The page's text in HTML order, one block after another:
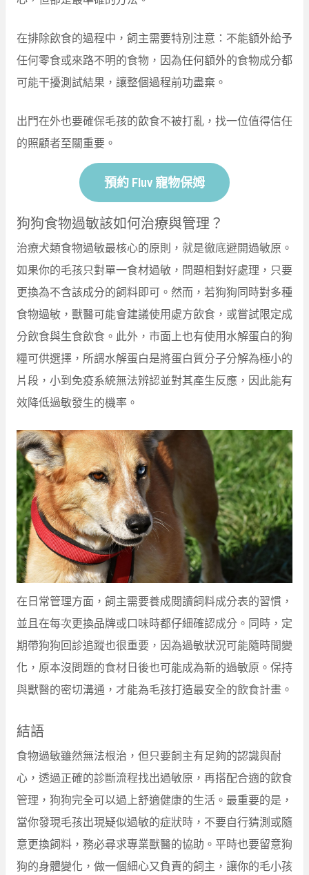
在排除飲食的過程中，飼主需要特別注意：不能額外給予
任何零食或來路不明的食物，因為任何額外的食物成分都
可能干擾測試結果，讓整個過程前功盡棄。
出門在外也要確保毛孩的飲食不被打亂，找一位值得信任
的照顧者至關重要。
預約 Fluv 寵物保姆
狗狗食物過敏該如何治療與管理？
治療犬類食物過敏最核心的原則，就是徹底避開過敏原。
如果你的毛孩只對單一食材過敏，問題相對好處理，只要
更換為不含該成分的飼料即可。然而，若狗狗同時對多種
食物過敏，獸醫可能會建議使用處方飲食，或嘗試限定成
分飲食與生食飲食。此外，市面上也有使用水解蛋白的狗
糧可供選擇，所謂水解蛋白是將蛋白質分子分解為極小的
片段，小到免疫系統無法辨認並對其產生反應，因此能有
效降低過敏發生的機率。
在日常管理方面，飼主需要養成閱讀飼料成分表的習慣，
並且在每次更換品牌或口味時都仔細確認成分。同時，定
期帶狗狗回診追蹤也很重要，因為過敏狀況可能隨時間變
化，原本沒問題的食材日後也可能成為新的過敏原。保持
與獸醫的密切溝通，才能為毛孩打造最安全的飲食計畫。
結語
食物過敏雖然無法根治，但只要飼主有足夠的認識與耐
心，透過正確的診斷流程找出過敏原，再搭配合適的飲食
管理，狗狗完全可以過上舒適健康的生活。最重要的是，
當你發現毛孩出現疑似過敏的症狀時，不要自行猜測或隨
意更換飼料，務必尋求專業獸醫的協助。平時也要留意狗
狗的身體變化，做一個細心又負責的飼主，讓你的毛小孩